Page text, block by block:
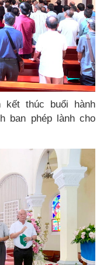
kết thúc buổi hành
ban phép lành cho